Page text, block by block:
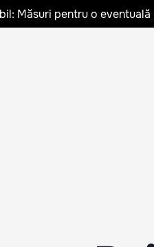
Măsuri pentru o eventuală